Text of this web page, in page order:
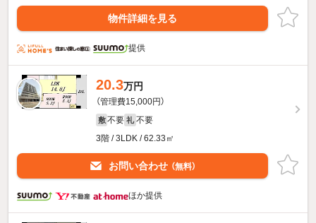
物件詳細を見る
提供
20.3万円
（管理費15,000円）
敷 不要 礼 不要
3階 / 3LDK / 62.33㎡
お問い合わせ （無料）
ほか提供